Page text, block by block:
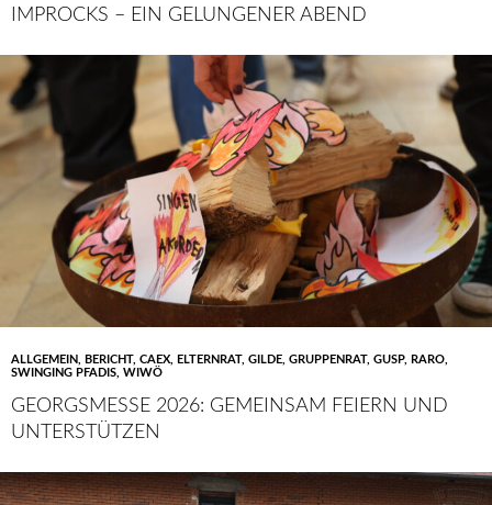
IMPROCKS – EIN GELUNGENER ABEND
ALLGEMEIN BERICHT, CAEX ELTERNRAT, GILDE GRUPPENRAT, GUSP, RARO
SWINGING PFADIS WIWÖ
GEORGSMESSE 2026: GEMEINSAM FEIERN UND
UNTERSTÜTZEN